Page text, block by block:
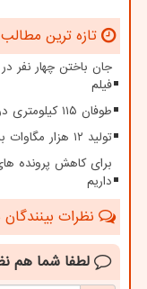
تازه ترین
جان باختن چهار نفر
فیلم
طوفان ۱۱۵ کیلومتری در سیستان
تولید ۱۲ هزار مگاوات برق از نیروگاه های تجدیدپذیر
برای کاهش پرونده
داریم
نظرات
لطفا شما هم